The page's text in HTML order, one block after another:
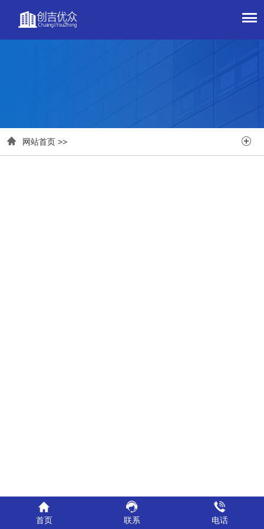
 网站首页 >> 
首页 联系 电话